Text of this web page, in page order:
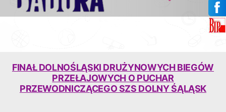
FINAŁ DOLNOŚLĄSKI DRUŻYNOWYCH BIEGÓW
PRZEŁAJOWYCH O PUCHAR
PRZEWODNICZĄCEGO SZS DOLNY ŚĄLĄSK